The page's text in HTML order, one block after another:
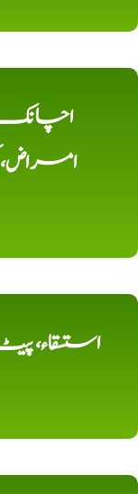
اچانک
امراض،
استسقاء،